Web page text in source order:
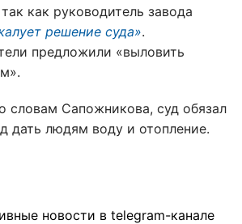
как руководитель завода
решение суда».
предложили «выловить
словам Сапожникова, суд обязал
дать людям воду и отопление.
новости в telegram-канале